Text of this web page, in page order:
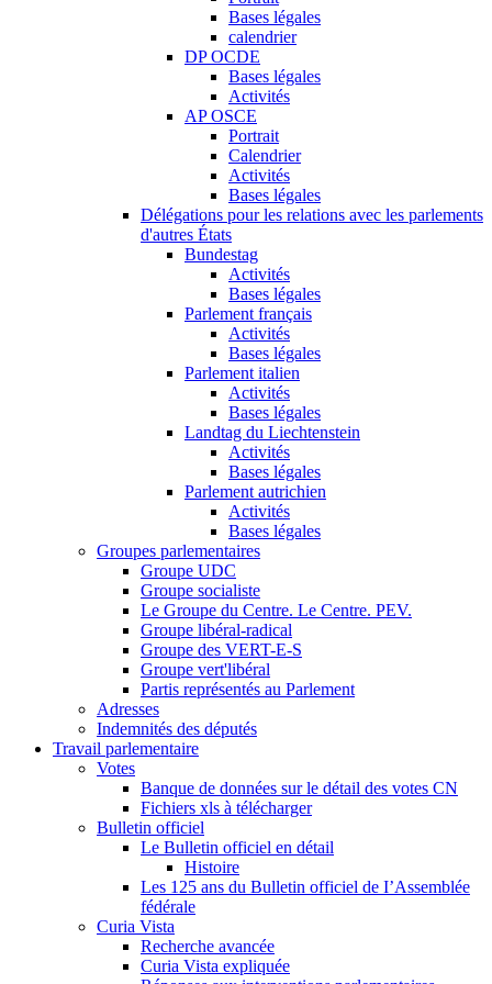
Bases légales
calendrier
DP OCDE
Bases légales
Activités
AP OSCE
Portrait
Calendrier
Activités
Bases légales
Délégations pour les relations avec les parlements
d'autres États
Bundestag
Activités
Bases légales
Parlement français
Activités
Bases légales
Parlement italien
Activités
Bases légales
Landtag du Liechtenstein
Activités
Bases légales
Parlement autrichien
Activités
Bases légales
Groupes parlementaires
Groupe UDC
Groupe socialiste
Le Groupe du Centre. Le Centre. PEV.
Groupe libéral-radical
Groupe des VERT-E-S
Groupe vert'libéral
Partis représentés au Parlement
Adresses
Indemnités des députés
Travail parlementaire
Votes
Banque de données sur le détail des votes CN
Fichiers xls à télécharger
Bulletin officiel
Le Bulletin officiel en détail
Histoire
Les 125 ans du Bulletin officiel de I’Assemblée
fédérale
Curia Vista
Recherche avancée
Curia Vista expliquée